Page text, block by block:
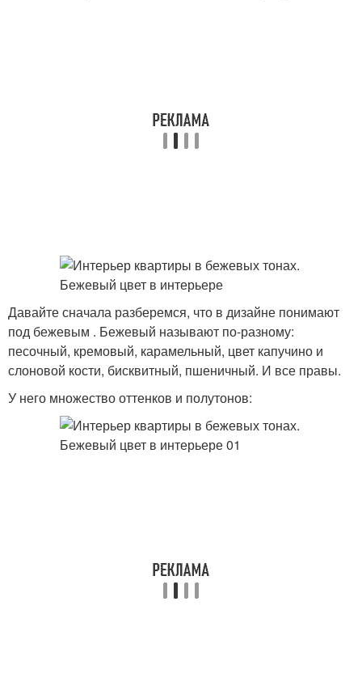
Давайте сначала разберемся, что в дизайне понимают
под бежевым . Бежевый называют по-разному:
песочный, кремовый, карамельный, цвет капучино и
слоновой кости, бисквитный, пшеничный. И все правы.
У него множество оттенков и полутонов: